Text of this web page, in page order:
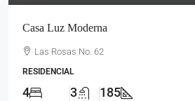
Casa Luz Moderna
Las Rosas No. 62
RESIDENCIAL
4 3 185